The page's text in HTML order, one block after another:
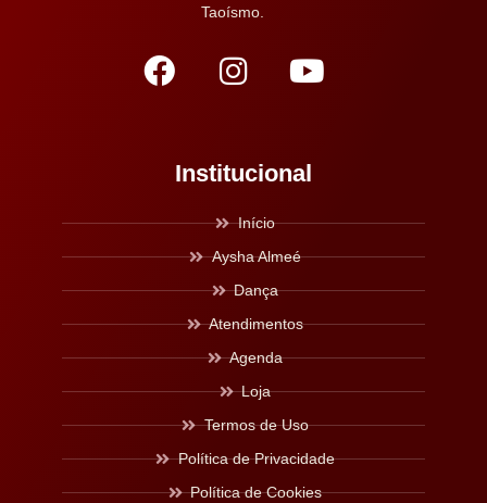
Taoísmo.
Institucional
Início
Aysha Almeé
Dança
Atendimentos
Agenda
Loja
Termos de Uso
Política de Privacidade
Política de Cookies